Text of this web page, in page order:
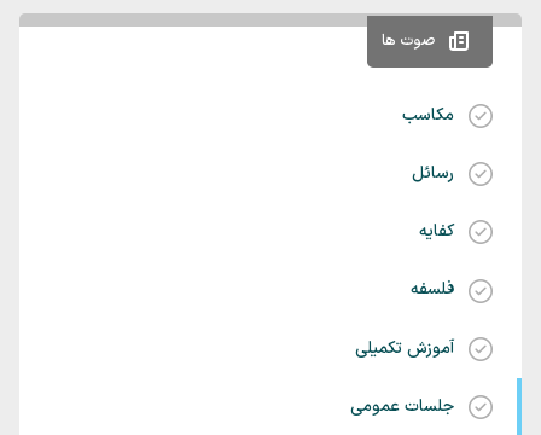
صوت ها
مکاسب
رسائل
کفایه
فلسفه
آموزش تکمیلی
جلسات عمومی